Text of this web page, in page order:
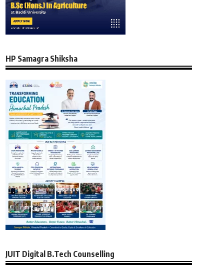
HP Samagra Shiksha
JUIT Digital B.Tech Counselling